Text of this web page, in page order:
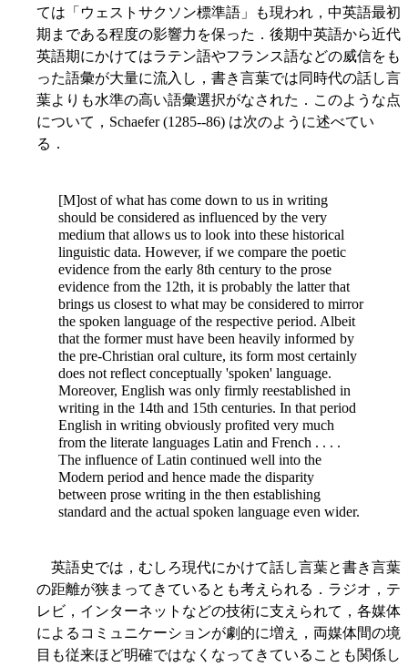
ては「ウェストサクソン標準語」も現われ，中英語最初
期まである程度の影響力を保った．後期中英語から近代
英語期にかけてはラテン語やフランス語などの威信をも
った語彙が大量に流入し，書き言葉では同時代の話し言
葉よりも水準の高い語彙選択がなされた．このような点
について，Schaefer (1285--86) は次のように述べてい
る．
[M]ost of what has come down to us in writing
should be considered as influenced by the very
medium that allows us to look into these historical
linguistic data. However, if we compare the poetic
evidence from the early 8th century to the prose
evidence from the 12th, it is probably the latter that
brings us closest to what may be considered to mirror
the spoken language of the respective period. Albeit
that the former must have been heavily informed by
the pre-Christian oral culture, its form most certainly
does not reflect conceptually 'spoken' language.
Moreover, English was only firmly reestablished in
writing in the 14th and 15th centuries. In that period
English in writing obviously profited very much
from the literate languages Latin and French . . . .
The influence of Latin continued well into the
Modern period and hence made the disparity
between prose writing in the then establishing
standard and the actual spoken language even wider.
英語史では，むしろ現代にかけて話し言葉と書き言葉
の距離が狭まってきているとも考えられる．ラジオ，テ
レビ，インターネットなどの技術に支えられて，各媒体
によるコミュニケーションが劇的に増え，両媒体間の境
目も従来ほど明確ではなくなってきていることも関係し